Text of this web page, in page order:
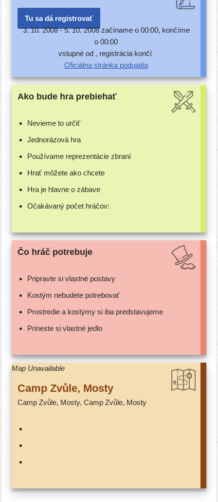
Tu sa dá registrovať
3. 10. 2008 -5. 10. 2008 začí­na­me o 00:00, kon­čí­me
o 00:00
vstup­né od , regis­trá­cia končí
Oficiálna strán­ka podujatia
Ako bude hra prebiehať
Nevieme to určiť
Jednorázová hra
Používame repre­zen­tá­cie zbraní
Hrať môže­te ako chcete
Hra je hlav­ne o zábave
Očakávaný počet hráčov:
Čo hráč potrebuje
Pripravte si vlast­né postavy
Kostým nebu­de­te potrebovať
Prostredie a kos­tý­my si iba predstavujeme
Prineste si vlast­né jedlo
Map Unavailable
Camp Zvůle, Mosty
Camp Zvůle, Mosty, Camp Zvůle, Mosty